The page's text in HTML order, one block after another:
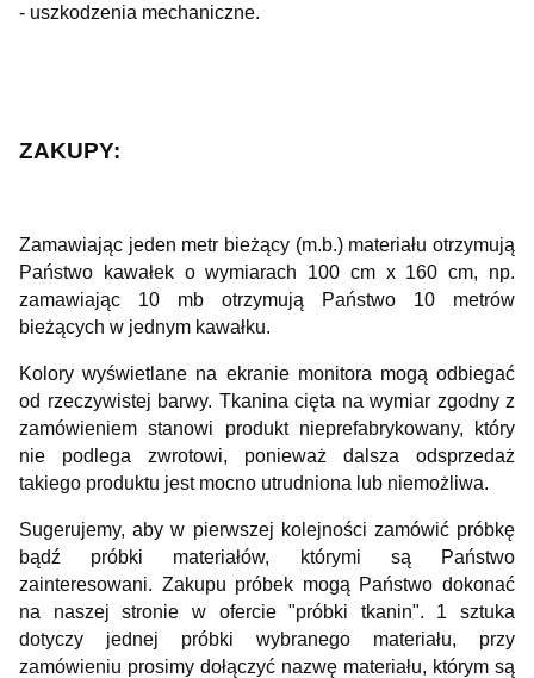
- uszkodzenia mechaniczne.
ZAKUPY:
Zamawiając jeden metr bieżący (m.b.) materiału otrzymują
Państwo kawałek o wymiarach 100 cm x 160 cm, np.
zamawiając 10 mb otrzymują Państwo 10 metrów
bieżących w jednym kawałku.
Kolory wyświetlane na ekranie monitora mogą odbiegać
od rzeczywistej barwy. Tkanina cięta na wymiar zgodny z
zamówieniem stanowi produkt nieprefabrykowany, który
nie podlega zwrotowi, ponieważ dalsza odsprzedaż
takiego produktu jest mocno utrudniona lub niemożliwa.
Sugerujemy, aby w pierwszej kolejności zamówić próbkę
bądź próbki materiałów, którymi są Państwo
zainteresowani. Zakupu próbek mogą Państwo dokonać
na naszej stronie w ofercie "próbki tkanin". 1 sztuka
dotyczy jednej próbki wybranego materiału, przy
zamówieniu prosimy dołączyć nazwę materiału, którym są